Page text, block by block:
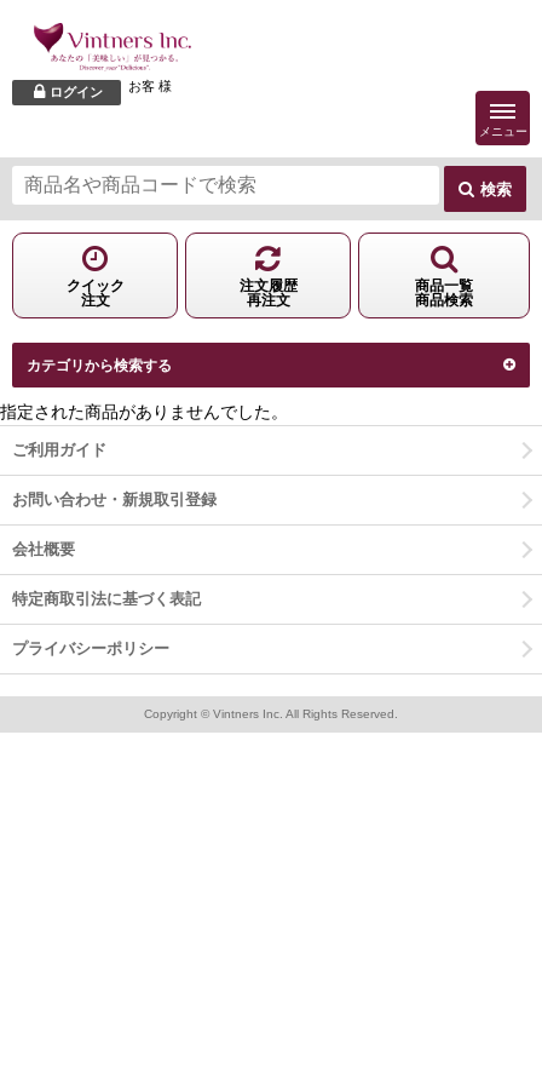
ログイン お客 様
メニュー
検索
クイック
注文
注文履歴
再注文
商品一覧
商品検索
カテゴリから検索する
指定された商品がありませんでした。
ご利用ガイド
お問い合わせ・新規取引登録
会社概要
特定商取引法に基づく表記
プライバシーポリシー
Copyright © Vintners Inc. All Rights Reserved.